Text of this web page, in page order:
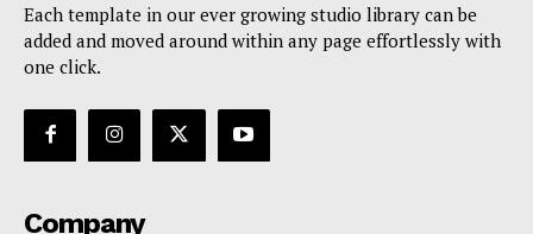
Each template in our ever growing studio library can be
added and moved around within any page effortlessly with
one click.
Company